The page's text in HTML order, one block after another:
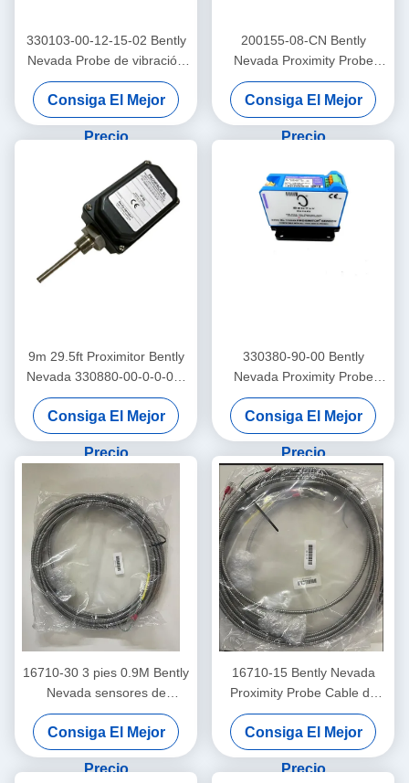
330103-00-12-15-02 Bently
Nevada Probe de vibración
3300 Xl Proximador sensor
Consiga El Mejor
Precio
200155-08-CN Bently
Nevada Proximity Probe
Trendmaster Pro
Acelerómetro de baja
frecuencia
Consiga El Mejor
Precio
9m 29.5ft Proximitor Bently
Nevada 330880-00-0-0-03-
02 ProxPAC Proximidad
Transductor Asamblea
Consiga El Mejor
Precio
330380-90-00 Bently
Nevada Proximity Probe
3300 XL Sensor de
proximidad de alta
temperatura
Consiga El Mejor
Precio
16710-30 3 pies 0.9M Bently
Nevada sensores de
interconexión de cable
Consiga El Mejor
Precio
16710-15 Bently Nevada
Proximity Probe Cable de
interconexión con armadura
-15 - C
Consiga El Mejor
Precio